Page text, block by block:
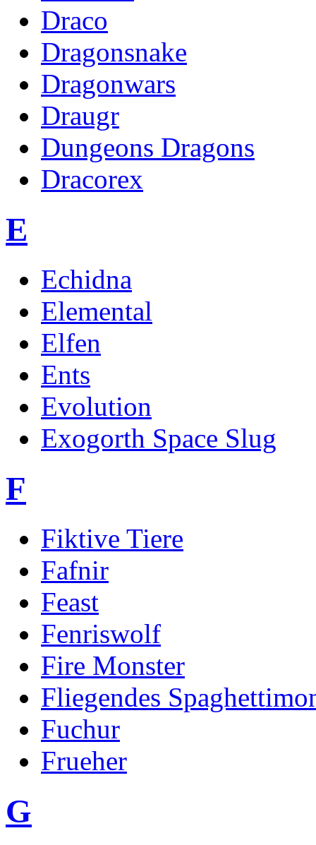
Draco
Dragonsnake
Dragonwars
Draugr
Dungeons Dragons
Dracorex
E
Echidna
Elemental
Elfen
Ents
Evolution
Exogorth Space Slug
F
Fiktive Tiere
Fafnir
Feast
Fenriswolf
Fire Monster
Fliegendes
Fuchur
Frueher
G